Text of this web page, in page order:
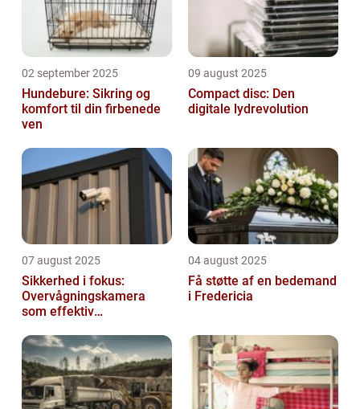
02 september 2025
Hundebure: Sikring og
komfort til din firbenede
ven
09 august 2025
Compact disc: Den
digitale lydrevolution
07 august 2025
Sikkerhed i fokus:
Overvågningskamera
som effektiv
04 august 2025
Få støtte af en bedemand
i Fredericia